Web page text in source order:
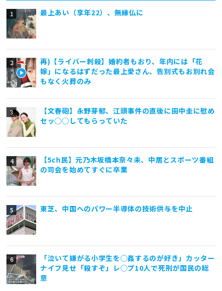
最上あい（享年22）、無縁仏に
再)【ライバー刺殺】婚約者もおり、年内には「花
嫁」になるはずだった最上愛さん、告別式もお別れ会
もなく火葬のみ
【文春砲】永野芽郁、江頭事件の直後に田中圭に慰め
セッ◯◯してもらっていた
【5ch民】元乃木坂橋本奈々未、中居とスポーツ番組
の司会を始めてすぐに卒業
東芝、中国へのパワー半導体の技術供与を中止
「泣いて嫌がる小学生を◯姦するのが好き」カッター
ナイフ見せ「殺すぞ」レ◯プ10人で死刑が国民の総
意